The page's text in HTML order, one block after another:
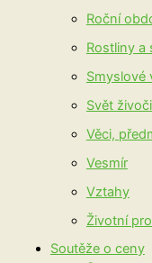
Roční
Rostliny a
Smyslové
Svět
Věci,
Vesmír
Vztahy
Životní
Soutěže o ceny